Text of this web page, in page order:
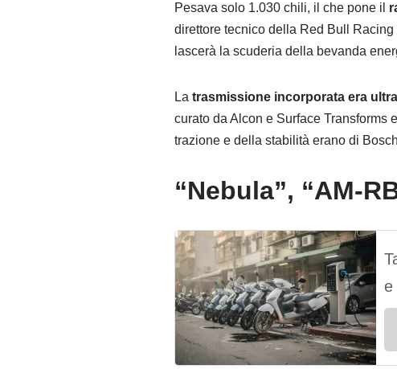
Pesava solo 1.030 chili, il che pone il
direttore tecnico della Red Bull
lascerà la scuderia della bevanda
La trasmissione incorporata era
curato da Alcon e Surface Transforms
trazione e della stabilità erano di
“Nebula”, “AM-
e